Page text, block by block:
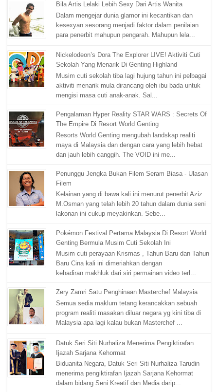
Bila Artis Lelaki Lebih Sexy Dari Artis Wanita
Dalam mengejar dunia glamor ini kecantikan dan
kesexyan sesorang menjadi faktor dalam penilaian
para penerbit mahupun pengarah. Mahupun lela...
Nickelodeon’s Dora The Explorer LIVE! Aktiviti Cuti
Sekolah Yang Menarik Di Genting Highland
Musim cuti sekolah tiba lagi hujung tahun ini pelbagai
aktiviti menarik mula dirancang oleh ibu bada untuk
mengisi masa cuti anak-anak. Sal...
Pengalaman Hyper Reality STAR WARS : Secrets Of
The Empire Di Resort World Genting
Resorts World Genting mengubah landskap realiti
maya di Malaysia dan dengan cara yang lebih hebat
dan jauh lebih canggih. The VOID ini me...
Penunggu Jengka Bukan Filem Seram Biasa - Ulasan
Filem
Kelainan yang di bawa kali ini menurut penerbit Aziz
M.Osman yang telah lebih 20 tahun dalam dunia seni
lakonan ini cukup meyakinkan. Sebe...
Pokémon Festival Pertama Malaysia Di Resort World
Genting Bermula Musim Cuti Sekolah Ini
Musim cuti perayaan Krismas , Tahun Baru dan Tahun
Baru Cina kali ini dimeriahkan dengan
kehadiran makhluk dari siri permainan video terl...
Zery Zamri Satu Penghinaan Masterchef Malaysia
Semua sedia maklum tetang kerancakkan sebuah
program realiti masakan diluar negara yg kini tiba di
Malaysia apa lagi kalau bukan Masterchef ...
Datuk Seri Siti Nurhaliza Menerima Pengiktirafan
Ijazah Sarjana Kehormat
Biduanita Negara, Datuk Seri Siti Nurhaliza Tarudin
menerima pengiktirafan Ijazah Sarjana Kehormat
dalam bidang Seni Kreatif dan Media darip...